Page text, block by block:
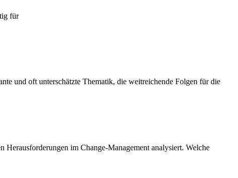
für
und oft unterschätzte Thematik, die weitreichende Folgen für die
Herausforderungen im Change-Management analysiert. Welche